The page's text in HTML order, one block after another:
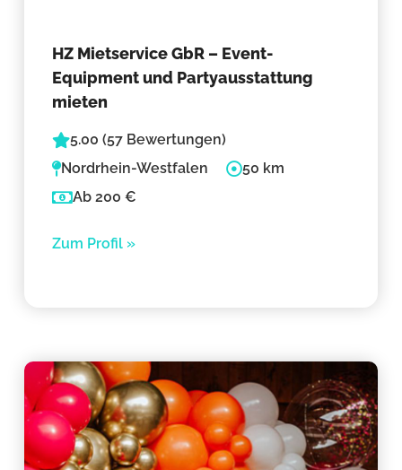
HZ Mietservice GbR – Event-
Equipment und Partyausstattung
mieten
5.00 (57 Bewertungen)
Nordrhein-Westfalen
50 km
Ab 200 €
Zum Profil »